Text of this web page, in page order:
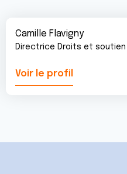
Camille Flavigny
Directrice Droits et
Voir le profil